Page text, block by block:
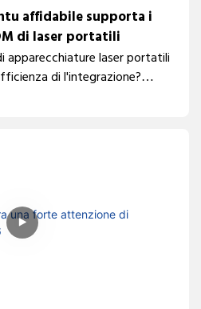
affidabile supporta i
di laser portatili
apparecchiature laser portatili
di l'integrazione?
di raffreddamentu CWFL-